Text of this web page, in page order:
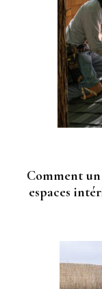
Comment
espaces